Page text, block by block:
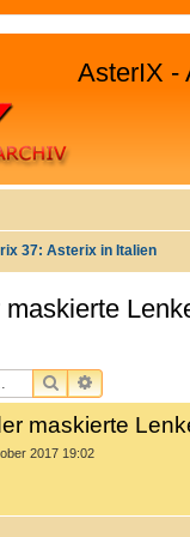
AsterIX -
37: Asterix in Italien
SUCHE
maskierte
2017 19:02